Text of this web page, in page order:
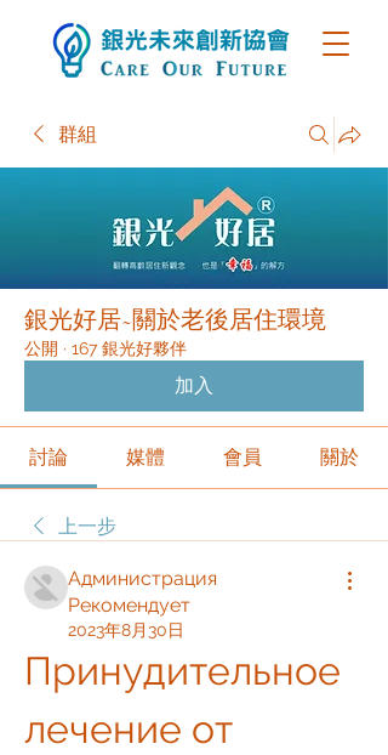
群組
銀光好居~關於老後居住環境
公開 · 167 銀光好夥伴
加入
討論 媒體 會員 關於
上一步
Администрация
Рекомендует
2023年8月30日
Принудительное
лечение от